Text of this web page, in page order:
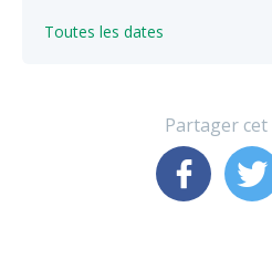
Toutes les dates
Partager cet